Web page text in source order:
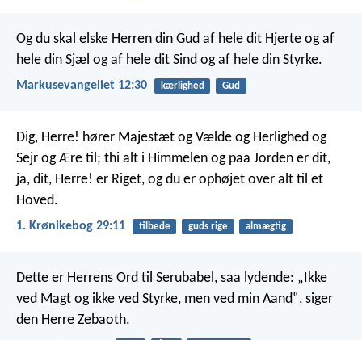
Og du skal elske Herren din Gud af hele dit Hjerte og af
hele din Sjæl og af hele dit Sind og af hele din Styrke.
Markusevangeliet 12:30 kærlighed Gud
Dig, Herre! hører Majestæt og Vælde og Herlighed og
Sejr og Ære til; thi alt i Himmelen og paa Jorden er dit,
ja, dit, Herre! er Riget, og du er ophøjet over alt til et
Hoved.
1. Krønikebog 29:11 tilbede guds rige almægtig
Dette er Herrens Ord til Serubabel, saa lydende: „Ikke
ved Magt og ikke ved Styrke, men ved min Aand‟, siger
den Herre Zebaoth.